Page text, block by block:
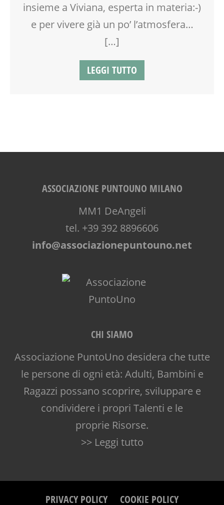
insieme a Viviana, esperta in materia:-)
e per vivere già un po’ l’atmosfera…
[…]
LEGGI TUTTO
ASSOCIAZIONE PUNTOUNO MILANO
MM1 DeAngeli
tel. +39 392 8896606
info@associazionepuntouno.net
CHI SIAMO
Associazione PuntoUno desidera che tutte
le persone di ogni età: Adulti, Bambini e
Ragazzi possano scoprire, sviluppare e
condividere i propri Talenti e le
proprie Risorse.
>> Leggi tutto
PRIVACY POLICY COOKIE POLICY